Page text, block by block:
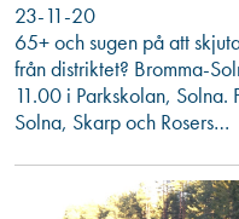
23-11-20
65+ och sugen på att
från distriktet? Bromma-
11.00 i Parkskolan, Solna.
Solna, Skarp och Rosers…